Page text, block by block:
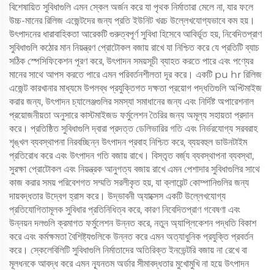
বিশেষায়িত সুবিধাগুলি এমন স্কেল অর্জন করে যা পৃথক নির্মাতারা মেলে না, যার ফলে
উচ্চ-মানের রিলিজ এজেন্টদের জন্য প্রতি ইউনিট খরচ উল্লেখযোগ্যভাবে কম হয়।
উৎপাদনের ধারাবাহিকতা আরেকটি গুরুত্বপূর্ণ সুবিধা হিসেবে আবির্ভূত হয়, নিবেদিতপ্রাণ
সুবিধাগুলি কঠোর মান নিয়ন্ত্রণ প্রোটোকল বজায় রাখে যা নিশ্চিত করে যে প্রতিটি ব্যাচ
সঠিক স্পেসিফিকেশন পূরণ করে, উৎপাদন সময়সূচী ব্যাহত করতে পারে এবং পণ্যের
মানের সাথে আপস করতে পারে এমন পরিবর্তনশীলতা দূর করে। একটি pu hr রিলিজ
এজেন্ট কারখানার মাধ্যমে উপলব্ধ প্রযুক্তিগত দক্ষতা প্রয়োগ পদ্ধতিগুলি অপ্টিমাইজ
করার জন্য, উৎপাদন চ্যালেঞ্জগুলির সমস্যা সমাধানের জন্য এবং নির্দিষ্ট অপারেশনাল
প্রয়োজনীয়তা অনুসারে কাস্টমাইজড ফর্মুলেশন তৈরির জন্য অমূল্য সহায়তা প্রদান
করে। প্রতিষ্ঠিত সুবিধাগুলি দ্বারা প্রদত্ত ডেলিভারির গতি এবং নির্ভরযোগ্য সরবরাহ
শৃঙ্খল ব্যবস্থাপনা নিরবচ্ছিন্ন উৎপাদন প্রবাহ নিশ্চিত করে, ব্যয়বহুল ডাউনটাইম
প্রতিরোধ করে এবং উৎপাদন গতি বজায় রাখে। বিস্তৃত বর্জ্য ব্যবস্থাপনা ব্যবস্থা,
সুরক্ষা প্রোটোকল এবং নিয়ন্ত্রক আনুগত্য বজায় রাখে এমন পেশাদার সুবিধাগুলির সাথে
কাজ করার সময় পরিবেশগত সম্মতি সরলীকৃত হয়, যা ক্লায়েন্ট কোম্পানিগুলির জন্য
দায়বদ্ধতার উদ্বেগ হ্রাস করে। উদ্ভাবনী অ্যাক্সেস একটি উল্লেখযোগ্য
প্রতিযোগিতামূলক সুবিধার প্রতিনিধিত্ব করে, কারণ নিবেদিতপ্রাণ গবেষণা এবং
উন্নয়ন দলগুলি ক্রমাগত ফর্মুলেশন উন্নত করে, নতুন অ্যাপ্লিকেশন পদ্ধতি বিকাশ
করে এবং কর্মক্ষমতা বৈশিষ্ট্যগুলিকে উন্নত করে এমন অত্যাধুনিক প্রযুক্তি প্রবর্তন
করে। স্কেলেবিলিটি সুবিধাগুলি নির্মাতাদের অতিরিক্ত ইনভেন্টরি বজায় না রেখে বা
মূলধনকে আবদ্ধ করে এমন ন্যূনতম অর্ডার সীমাবদ্ধতার মুখোমুখি না হয়ে উৎপাদন